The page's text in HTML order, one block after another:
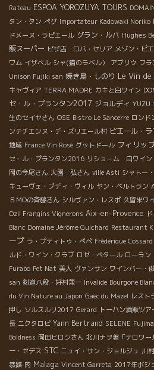
Rateau ESPOA YOROZUYA TOURS
タン・タン ペグ Importateur Kadowaki Noriko
ドメーヌ・ラピエール グラン・ルパ Hughes
販スーパー ピザ店 ロバ・セリア メゾン・ピ
ワム イザベル シャ(猫のラベル） アブリウ フ
Unison Fujiki san 焼き鳥・しのり Le Vin
キャヴィア TERRA MADRE カキと白ワイン
セ・ル・プランタン2017 ジョルディ YUZU
生のセイヤさん OSE Bistro Le Sancerre ロンド
ンテチエンヌ・デ・ズリエール村 ピエール・
地域 France Vin Rosé グットドール フィリッ
セ・ル・プランタン2016 リショーム 白ワイン
岡の今尾さん 大園 弘さん ville Asti シャトー
キューヴェ・ブディ・ヴィル ヤン・ベルトラン
ＢＭОの斉藤さん シルヴァン・レスポ 久留米ワ
Ozil Frangins Vignerons Aix-en-Provence
Blanc Domaine Jérôme Guichard Restaurant
ープ ラ・プティトゥ・ペペ Frédérique Cossard
ルド・ワイン・クラブ ロゼ・ぺタール ローラン
Furabo Pet Nat 美人 ヴァンサン ワインバー・
san 剣道八段・好村兼一 Invalide Bourgone
du Vin Nature au Japon Gaec du Mazel レスト
押し ソルスルリ2017 Gerard トーハン酒販ツア
長 ニクタロピ Yann Bertrand SELENE
Boldness 岡田ヒロシさん 北川ナヲ著「テロワー
ー・セデス STC ニュイ・サン・ジョルジュ 川
恭路 肉 Malaga Vincent Garreta 2017年ボジ